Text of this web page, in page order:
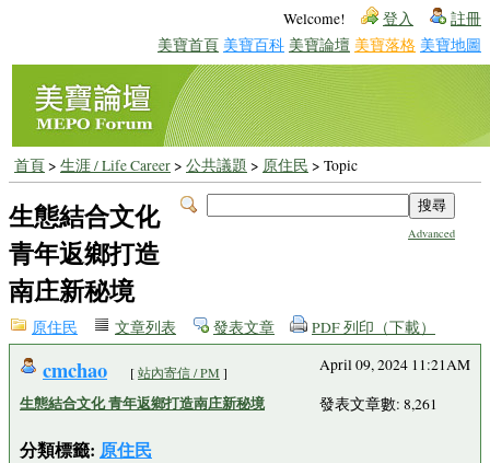
Welcome! 登入 註冊
美寶首頁 美寶百科 美寶論壇 美寶落格 美寶地圖
首頁> 生涯 / Life Career> 公共議題 > 原住民 > Topic
Advanced
生態結合文化
青年返鄉打造
南庄新秘境
原住民 文章列表 發表文章 PDF 列印（下載）
cmchao [站內寄信 / PM ]
生態結合文化 青年返鄉打造南庄新秘境
分類標籤: 原住民
April 09, 2024 11:21AM
發表文章數: 8,261